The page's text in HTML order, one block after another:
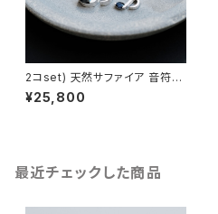
2コset) 天然サファイア 音符
ペア ネックレス シルバー925
¥25,800
最近チェックした商品